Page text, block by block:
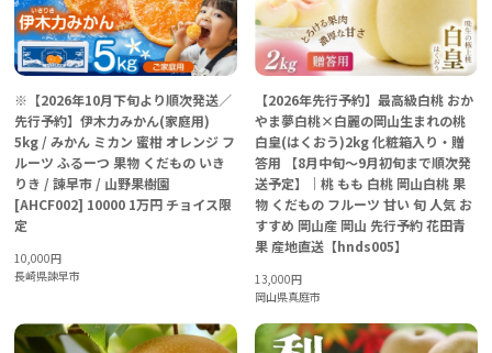
※【2026年10月下旬より順次発送／
先行予約】伊木力みかん(家庭用)
5kg / みかん ミカン 蜜柑 オレンジ フ
ルーツ ふるーつ 果物 くだもの いき
りき / 諫早市 / 山野果樹園
[AHCF002] 10000 1万円 チョイス限
定
10,000円
長崎県諫早市
【2026年先行予約】最高級白桃 おか
やま夢白桃×白麗の岡山生まれの桃
白皇(はくおう)2kg 化粧箱入り・贈
答用 【8月中旬～9月初旬まで順次発
送予定】｜桃 もも 白桃 岡山白桃 果
物 くだもの フルーツ 甘い 旬 人気 お
すすめ 岡山産 岡山 先行予約 花田青
果 産地直送【hnds005】
13,000円
岡山県真庭市